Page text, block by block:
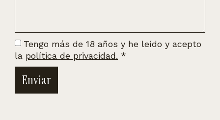
Tengo más de 18 años y he leído y acepto
la política de privacidad. *
Enviar